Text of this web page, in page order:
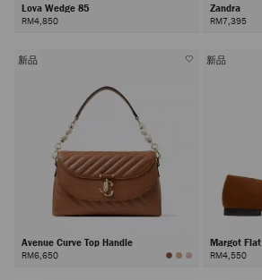
Lova Wedge 85
RM4,850
Zandra
RM7,395
新品
Avenue Curve Top Handle
RM6,650
新品
Margot Flat
RM4,550